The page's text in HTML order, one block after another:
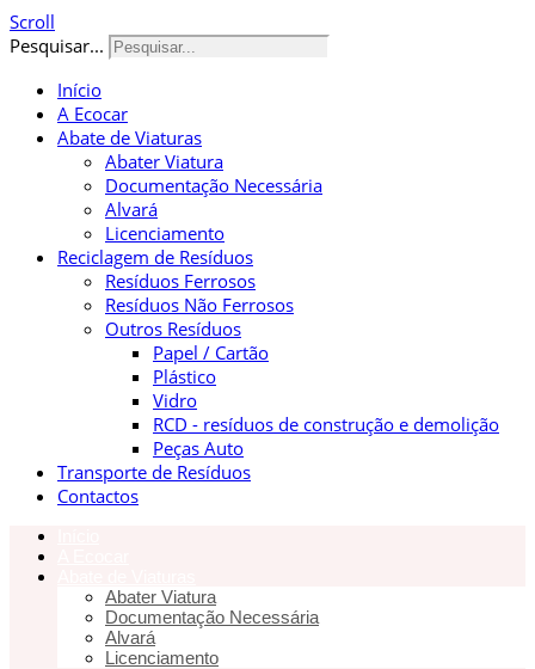
Scroll
Pesquisar...
Início
A Ecocar
Abate de Viaturas
Abater Viatura
Documentação Necessária
Alvará
Licenciamento
Reciclagem de Resíduos
Resíduos Ferrosos
Resíduos Não Ferrosos
Outros Resíduos
Papel / Cartão
Plástico
Vidro
RCD - resíduos de construção e demolição
Peças Auto
Transporte de Resíduos
Contactos
Abater Viatura
Documentação Necessária
Alvará
Licenciamento